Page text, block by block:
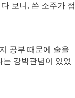
보니 , 쓴 소주가 점
공부 때문에 술을
는 강박관념이 있었